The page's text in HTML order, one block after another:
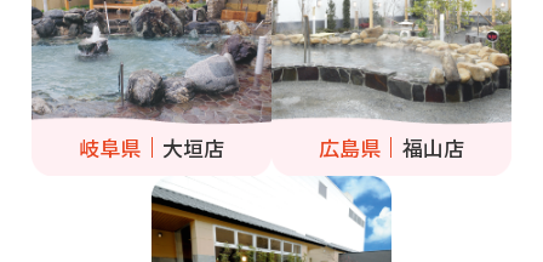
岐阜県 大垣店 広島県 福山店